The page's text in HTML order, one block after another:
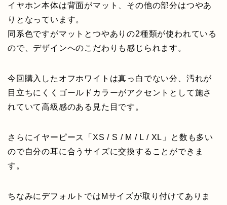
イヤホン本体は背面がマット、その他の部分はつやあ
りとなっています。
同系色ですがマットとつやありの2種類が使われている
ので、デザインへのこだわりも感じられます。
今回購入したオフホワイトは真っ白でない分、汚れが
目立ちにくくゴールドカラーがアクセントとして施さ
れていて高級感のある見た目です。
さらにイヤーピース「XS / S / M / L / XL」と数も多い
ので自分の耳に合うサイズに交換することができま
す。
ちなみにデフォルトではMサイズが取り付けてありま